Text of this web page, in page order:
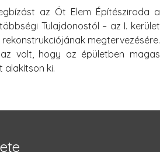
az Öt Elem Építésziroda a
Tulajdonostól – az I. kerület
megtervezésére.
volt, hogy az épületben magas
alakítson ki.